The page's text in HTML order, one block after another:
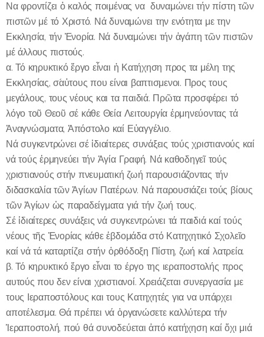
Να φροντίζει ὁ καλός ποιμένας να δυναμώνει τήν πίστη τῶν
πιστῶν μέ τό Χριστό. Νά δυναμώνει την ενότητα με την
Εκκλησία, τήν Ἐνορία. Νά δυναμώνει τήν ἀγάπη τῶν πιστῶν
μέ άλλους πιστούς.
α. Τό κηρυκτικό ἔργο εἶναι ἡ Κατήχηση προς τα μέλη της
Εκκλησίας, σ´αὐτους που είναι βαπτισμενοι. Προς τους
μεγάλους, τους νέους και τα παιδιά. Πρῶτα προσφέρει τό
λόγο τοῦ Θεοῦ σέ κάθε Θεία Λειτουργία ἐρμηνεύοντας τά
Ἀναγνώσματα, Ἀπόστολο καί Εὐαγγέλιο.
Νά συγκεντρώνει σέ ἰδιαίτερες συνάξεις τούς χριστιανούς καί
νά τούς ἐρμηνεύει τήν Ἁγία Γραφή. Νά καθοδηγεῖ τούς
χριστιανούς στήν πνευματική ζωή παρουσιάζοντας τήν
διδασκαλία τῶν Ἁγίων Πατέρων. Νά παρουσιάζει τούς βίους
τῶν Ἁγίων ὡς παραδείγματα γιά τήν ζωή τους.
Σέ ἰδιαίτερες συνάξεις νά συγκεντρώνει τά παιδιά καί τούς
νέους τῆς Ἐνορίας κάθε ἑβδομάδα στό Κατηχητικό Σχολεῖο
καί νά τά καταρτίζει στήν ὀρθόδοξη Πίστη, ζωή καί λατρεία.
β. Τό κηρυκτικό ἔργο εἶναι το έργο της ιεραποστολής προς
αυτούς που δεν είναι χριστιανοί. Χρειάζεται συνεργασία με
τους Ιεραποστόλους και τους Κατηχητές για να υπάρχει
αποτέλεσμα. Θά πρέπει νά ὀργανώσετε καλλύτερα τήν
Ἱεραποστολή, πού θά συνοδεύεται ἀπό κατήχηση καί ὄχι μιά